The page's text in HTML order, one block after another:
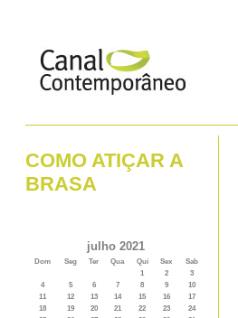
COMO ATIÇAR A
BRASA
julho 2021
Dom Seg Ter Qua Qui Sex
Sab
1
2
3
4
5 6 7 8 9
10
11
12 13 14 15 16
17
18
19 20 21 22 23
24